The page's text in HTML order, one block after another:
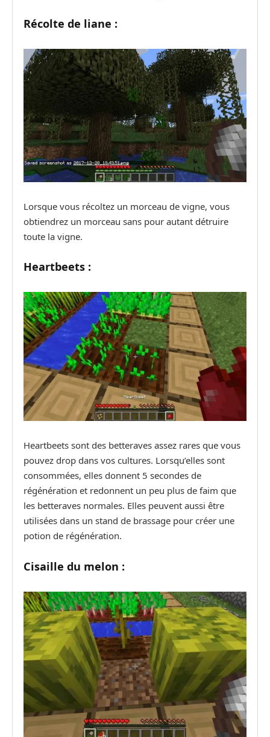
Récolte de liane :
Lorsque vous récoltez un morceau de vigne, vous
obtiendrez un morceau sans pour autant détruire
toute la vigne.
Heartbeets :
Heartbeets sont des betteraves assez rares que vous
pouvez drop dans vos cultures. Lorsqu’elles sont
consommées, elles donnent 5 secondes de
régénération et redonnent un peu plus de faim que
les betteraves normales. Elles peuvent aussi être
utilisées dans un stand de brassage pour créer une
potion de régénération.
Cisaille du melon :